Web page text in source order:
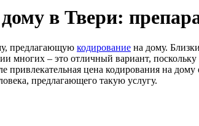
в Твери:
предлагающую кодирование на дому.
многих – это отличный вариант,
цена кодирования на
предлагающего такую услугу.